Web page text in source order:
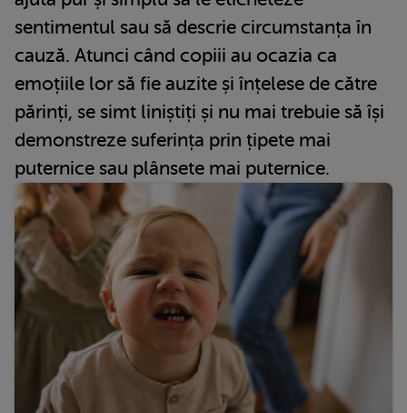
sentimentul sau să descrie circumstanța în
cauză. Atunci când copiii au ocazia ca
emoțiile lor să fie auzite și înțelese de către
părinți, se simt liniștiți și nu mai trebuie să își
demonstreze suferința prin țipete mai
puternice sau plânsete mai puternice.